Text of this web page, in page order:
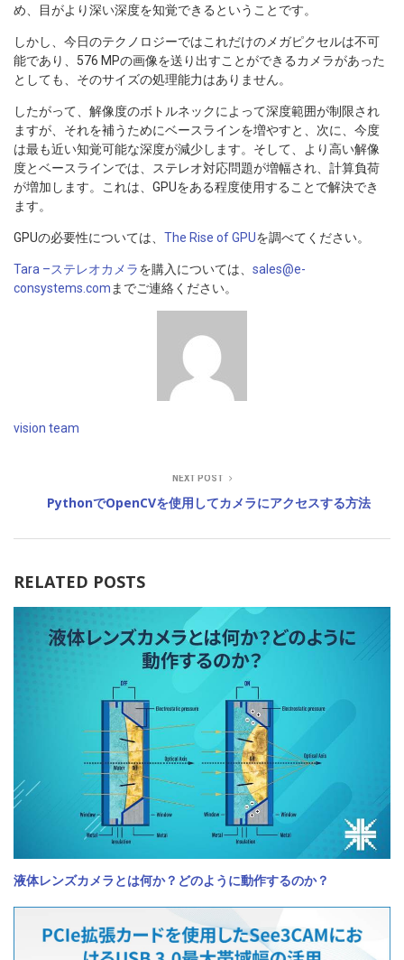
め、目がより深い深度を知覚できるということです。
しかし、今日のテクノロジーではこれだけのメガピクセルは不可
能であり、576 MPの画像を送り出すことができるカメラがあった
としても、そのサイズの処理能力はありません。
したがって、解像度のボトルネックによって深度範囲が制限され
ますが、それを補うためにベースラインを増やすと、次に、今度
は最も近い知覚可能な深度が減少します。そして、より高い解像
度とベースラインでは、ステレオ対応問題が増幅され、計算負荷
が増加します。これは、GPUをある程度使用することで解決でき
ます。
GPUの必要性については、 The Rise of GPUを調べてください。
Tara –ステレオカメラを購入については、 sales@e-
consystems.comまでご連絡ください。
vision team
NEXT POST
PythonでOpenCVを使用してカメラにアクセスする方法
RELATED POSTS
液体レンズカメラとは何か？どのように動作するのか？